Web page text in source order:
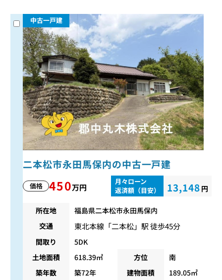
中古一戸建
二本松市永田馬保内の中古一戸建
価格 450万円
月々ローン
返済額（目安）
13,148 円
所在地
福島県二本松市永田馬保内
交通
東北本線 「二本松」駅 徒歩45分
間取り
5DK
土地面積
618.39㎡ 方位
南
築年数
築72年 建物面積
189.05㎡